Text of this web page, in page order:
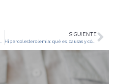
SIGUIENTE
Hipercolesterolemia: qué es, causas y cómo prevenirla